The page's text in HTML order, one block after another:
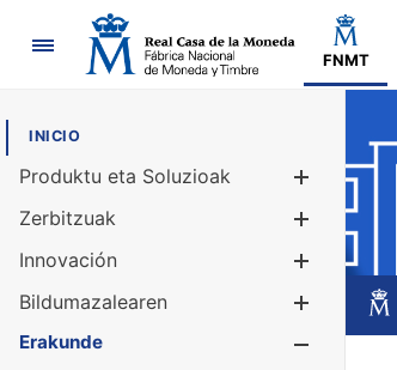
Nabigazioa
FNMT
INICIO
Produktu eta Soluzioak
Zerbitzuak
Innovación
Bildumazalearen
Erakunde